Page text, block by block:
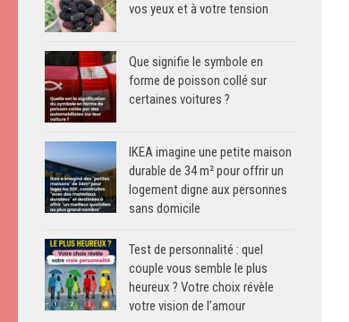
vos yeux et à votre tension
Que signifie le symbole en
forme de poisson collé sur
certaines voitures ?
IKEA imagine une petite maison
durable de 34 m² pour offrir un
logement digne aux personnes
sans domicile
Test de personnalité : quel
couple vous semble le plus
heureux ? Votre choix révèle
votre vision de l’amour